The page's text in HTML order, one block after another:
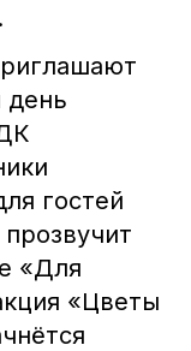
гостей
«Для
«Цветы